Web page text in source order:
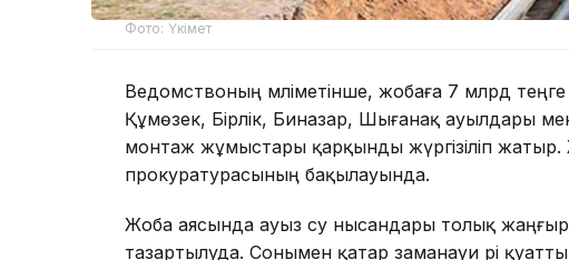
Фото: Үкімет
Ведомствоның мәліметінше, жобаға 7 млрд
Құмөзек, Бірлік, Биназар, Шығанақ ауылдары
монтаж жұмыстары қарқынды жүргізіліп
прокуратурасының бақылауында.
Жоба аясында ауыз су нысандары толық
тазартылуда. Сонымен қатар заманауи әрі